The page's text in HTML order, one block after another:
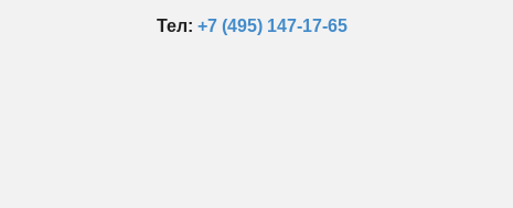
Тел: +7 (495) 147-17-65